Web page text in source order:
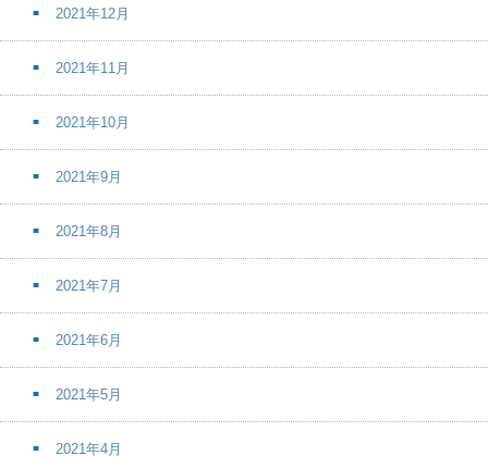
2021年12月
2021年11月
2021年10月
2021年9月
2021年8月
2021年7月
2021年6月
2021年5月
2021年4月